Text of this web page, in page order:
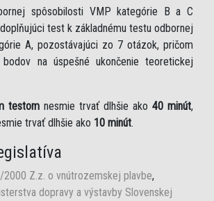
spôsobilosti VMP kategórie B a C
test k základnému testu odbornej
A, pozostávajúci zo 7 otázok, pričom
na úspešné ukončenie teoretickej
testom nesmie trvať dlhšie ako 40 minút,
trvať dlhšie ako 10 minút.
2000 Z.z. o vnútrozemskej plavbe,
dopravy a výstavby Slovenskej